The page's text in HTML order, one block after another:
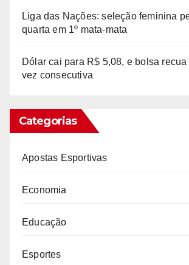
Liga das Nações: seleção feminina
quarta em 1º mata-mata
Dólar cai para R$ 5,08, e bolsa
vez consecutiva
Categorias
Apostas Esportivas
Economia
Educação
Esportes